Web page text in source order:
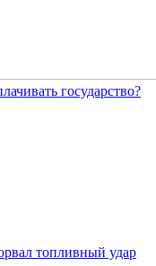
государство?
топливный удар